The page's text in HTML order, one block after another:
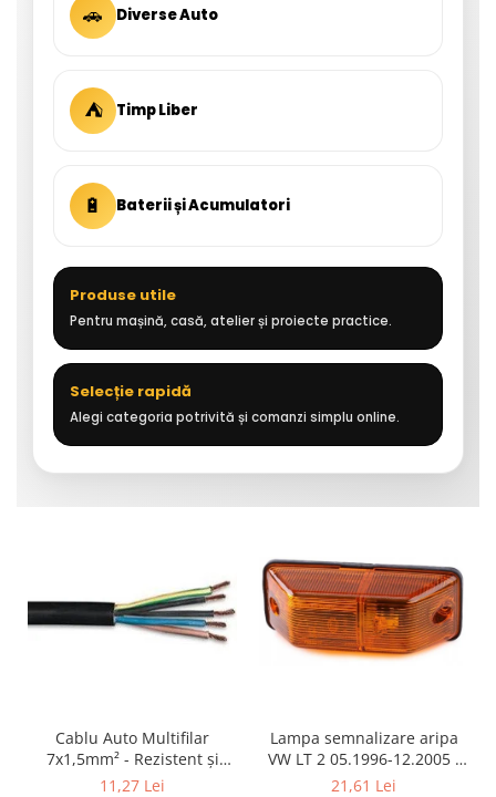
🚗 Diverse Auto
⛺ Timp Liber
🔋 Baterii și Acumulatori
Produse utile
Pentru mașină, casă, atelier și proiecte practice.
Selecție rapidă
Alegi categoria potrivită și comanzi simplu online.
Cablu Auto Multifilar
7x1,5mm² - Rezistent și
Flexibil pentru Remorci 12V-
11,27 Lei
Lampa semnalizare aripa
VW LT 2 05.1996-12.2005 ;
Mercedes Sprinter 1995-
21,61 Lei